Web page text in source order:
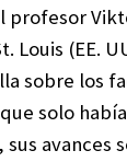
profesor
Louis (EE.
sobre los
solo
avances